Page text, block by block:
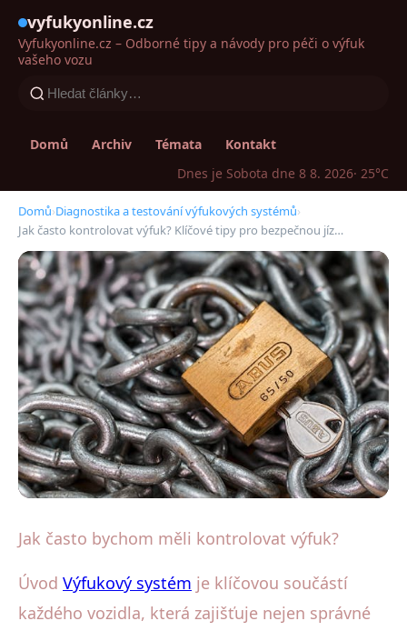
vyfukyonline.cz
Vyfukyonline.cz – Odborné tipy a návody pro péči o výfuk
vašeho vozu
Domů Archiv Témata
Kontakt
Dnes je Sobota dne 8 8. 2026· 25°C
Domů›Diagnostika a testování výfukových systémů›
Jak často kontrolovat výfuk? Klíčové tipy pro bezpečnou jíz…
Diagnostika a testování výfukových systémů
Klíčové tipy pro bezpečnou jízdu
Jak často bychom měli kontrolovat výfuk?
Úvod Výfukový systém je klíčovou součástí
každého vozidla, která zajišťuje nejen správné